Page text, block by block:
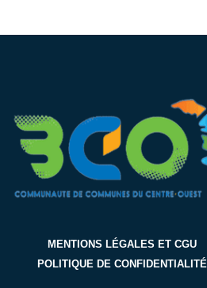
MENTIONS LÉGALES ET CGU
POLITIQUE DE CONFIDENTIALITÉ